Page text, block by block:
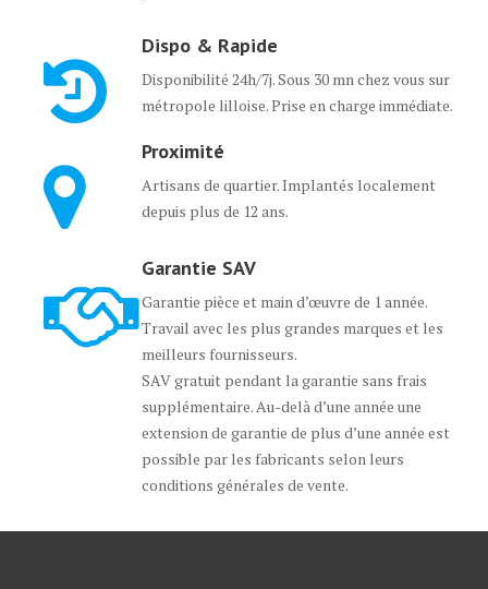
Dispo & Rapide
Disponibilité 24h/7j. Sous 30 mn chez vous sur
métropole lilloise. Prise en charge immédiate.
Proximité
Artisans de quartier. Implantés localement
depuis plus de 12 ans.
Garantie SAV
Garantie pièce et main d’œuvre de 1 année.
Travail avec les plus grandes marques et les
meilleurs fournisseurs.
SAV gratuit pendant la garantie sans frais
supplémentaire. Au-delà d’une année une
extension de garantie de plus d’une année est
possible par les fabricants selon leurs
conditions générales de vente.